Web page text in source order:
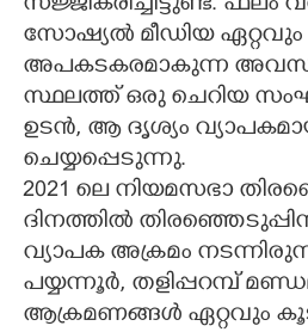
സോഷ്യൽ മീഡിയ ഏറ്റവും
അപകടകരമാകുന്ന
സ്ഥലത്ത് ഒരു ചെറിയ
ഉടൻ, ആ ദൃശ്യം
ചെയ്യപ്പെടുന്നു.
2021 ലെ നിയമസഭാ
ദിനത്തിൽ
വ്യാപക അക്രമം
പയ്യന്നൂർ, തളിപ്പറമ്പ്
ആക്രമണങ്ങൾ ഏറ്റവും